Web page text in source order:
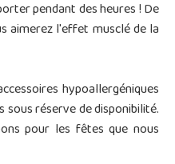
pendant des heures ! De
aimerez l'effet musclé de la
hypoallergéniques
réserve de disponibilité.
pour les fêtes que nous